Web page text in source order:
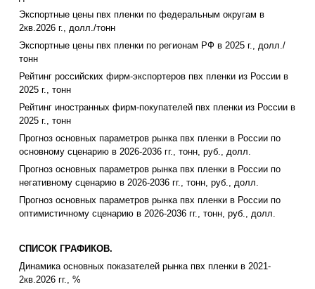
Экспортные цены пвх пленки по федеральным округам в
2кв.2026 г., долл./тонн
Экспортные цены пвх пленки по регионам РФ в 2025 г., долл./
тонн
Рейтинг российских фирм-экспортеров пвх пленки из России в
2025 г., тонн
Рейтинг иностранных фирм-покупателей пвх пленки из России в
2025 г., тонн
Прогноз основных параметров рынка пвх пленки в России по
основному сценарию в 2026-2036 гг., тонн, руб., долл.
Прогноз основных параметров рынка пвх пленки в России по
негативному сценарию в 2026-2036 гг., тонн, руб., долл.
Прогноз основных параметров рынка пвх пленки в России по
оптимистичному сценарию в 2026-2036 гг., тонн, руб., долл.
СПИСОК ГРАФИКОВ.
Динамика основных показателей рынка пвх пленки в 2021-
2кв.2026 гг., %